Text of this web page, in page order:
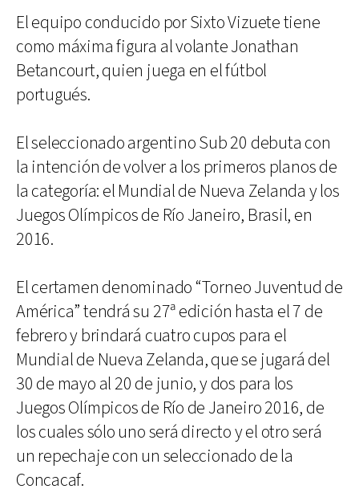
El equipo conducido por Sixto Vizuete tiene
como máxima figura al volante Jonathan
Betancourt, quien juega en el fútbol
portugués.
El seleccionado argentino Sub 20 debuta con
la intención de volver a los primeros planos de
la categoría: el Mundial de Nueva Zelanda y los
Juegos Olímpicos de Río Janeiro, Brasil, en
2016.
El certamen denominado “Torneo Juventud de
América” tendrá su 27ª edición hasta el 7 de
febrero y brindará cuatro cupos para el
Mundial de Nueva Zelanda, que se jugará del
30 de mayo al 20 de junio, y dos para los
Juegos Olímpicos de Río de Janeiro 2016, de
los cuales sólo uno será directo y el otro será
un repechaje con un seleccionado de la
Concacaf.